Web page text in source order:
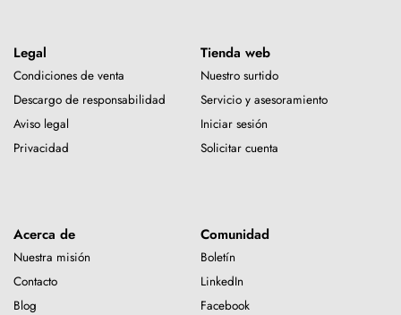
Legal
Condiciones de venta
Descargo de responsabilidad
Aviso legal
Privacidad
Tienda web
Nuestro surtido
Servicio y asesoramiento
Iniciar sesión
Solicitar cuenta
Acerca de
Nuestra misión
Contacto
Blog
Comunidad
Boletín
LinkedIn
Facebook